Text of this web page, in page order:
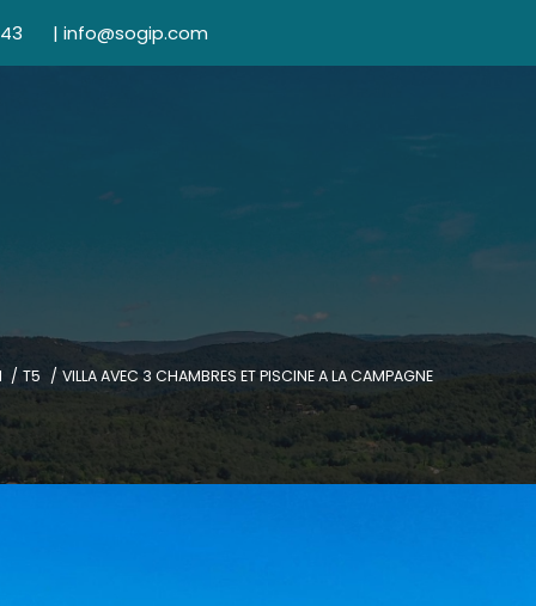
|info@sogip.com
T5 VILLA AVEC 3 CHAMBRES ET PISCINE A LA CAMPAGNE